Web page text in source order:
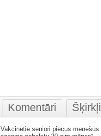
Komentāri Šķirkļi
Vakcinētie seniori piecus mēnešus